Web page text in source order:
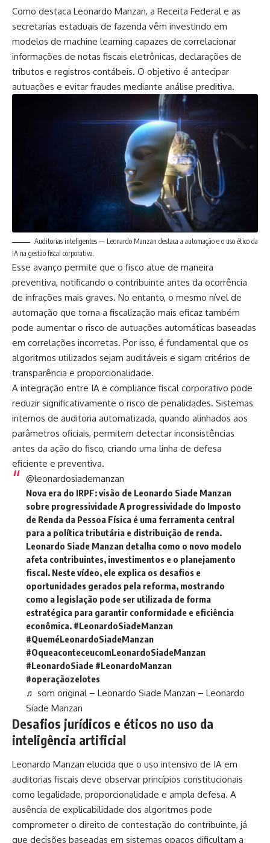
Como destaca Leonardo Manzan, a Receita Federal e as
secretarias estaduais de fazenda vêm investindo em
modelos de machine learning capazes de correlacionar
informações de notas fiscais eletrônicas, declarações de
tributos e registros contábeis. O objetivo é antecipar
autuações e evitar fraudes mediante análise preditiva.
Auditorias inteligentes — Leonardo Manzan destaca a automação e o uso ético da
IA na gestão fiscal corporativa.
Esse avanço permite que o fisco atue de maneira
preventiva, notificando o contribuinte antes da ocorrência
de infrações mais graves. No entanto, o mesmo nível de
automação que torna a fiscalização mais eficaz também
pode aumentar o risco de autuações automáticas baseadas
em correlações incorretas. Por isso, é fundamental que os
algoritmos utilizados sejam auditáveis e sigam critérios de
transparência e proporcionalidade.
A integração entre IA e compliance fiscal corporativo pode
reduzir significativamente o risco de penalidades. Sistemas
internos de auditoria automatizada, quando alinhados aos
parâmetros oficiais, permitem detectar inconsistências
antes da ação do fisco, criando uma linha de defesa
eficiente e preventiva.
@leonardosiademanzan
Nova era do IRPF: visão de Leonardo Siade Manzan
sobre progressividade A progressividade do Imposto
de Renda da Pessoa Física é uma ferramenta central
para a política tributária e distribuição de renda.
Leonardo Siade Manzan detalha como o novo modelo
afeta contribuintes, investimentos e o planejamento
fiscal. Neste vídeo, ele explica os desafios e
oportunidades gerados pela reforma, mostrando
como a legislação pode ser utilizada de forma
estratégica para garantir conformidade e eficiência
econômica. #LeonardoSiadeManzan
#QueméLeonardoSiadeManzan
#OqueaconteceucomLeonardoSiadeManzan
#LeonardoSiade #LeonardoManzan
#operaçãozelotes
♬ som original – Leonardo Siade Manzan – Leonardo
Siade Manzan
Desafios jurídicos e éticos no uso da
inteligência artificial
Leonardo Manzan elucida que o uso intensivo de IA em
auditorias fiscais deve observar princípios constitucionais
como legalidade, proporcionalidade e ampla defesa. A
ausência de explicabilidade dos algoritmos pode
comprometer o direito de contestação do contribuinte, já
que decisões baseadas em sistemas opacos dificultam a